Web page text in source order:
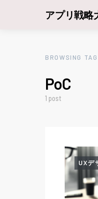
アプリ戦略
BROWSING TAG
PoC
1 post
UXデ